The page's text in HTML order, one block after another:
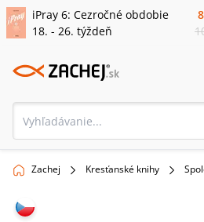
iPray 6: Cezročné obdobie
18. - 26. týždeň
Zachej Kresťanské knihy